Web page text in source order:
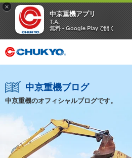
×
中京重機アプリ
T.A.
無料 - Google Playで開く
中京重機ブログ
中京重機のオフィシャルブログです。